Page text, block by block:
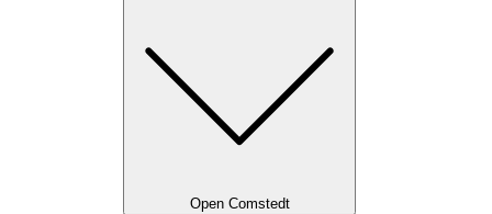
Open Comstedt